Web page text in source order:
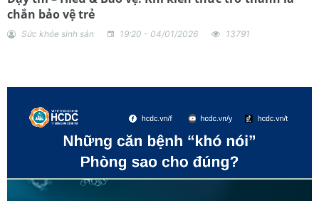
chắn bảo vệ trẻ
Sức khỏe sinh sản 19:20 - 04/01/2026 13791